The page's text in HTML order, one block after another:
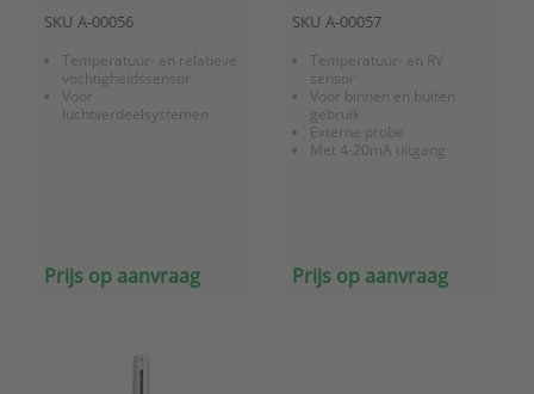
luchtverdeelsysteem
met analoge 4-20mA
uitgang
SKU A-00056
Temperatuur- en relatieve
vochtigheidssensor
Voor
luchtverdeelsystemen
Prijs op aanvraag
Vochtigheidssensor met
analoge 4-20mA uitgang
SKU A-00057
Temperatuur- en RV
sensor
Voor binnen en buiten
gebruik
Externe probe
Met 4-20mA uitgang
Prijs op aanvraag